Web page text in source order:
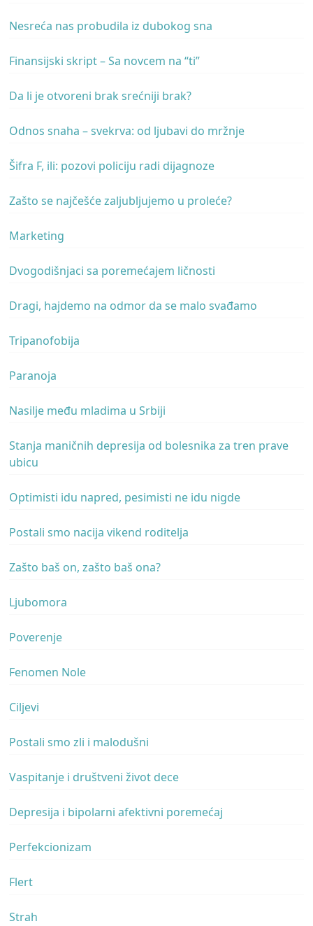
Nesreća nas probudila iz dubokog sna
Finansijski skript – Sa novcem na “ti”
Da li je otvoreni brak srećniji brak?
Odnos snaha – svekrva: od ljubavi do mržnje
Šifra F, ili: pozovi policiju radi dijagnoze
Zašto se najčešće zaljubljujemo u proleće?
Marketing
Dvogodišnjaci sa poremećajem ličnosti
Dragi, hajdemo na odmor da se malo svađamo
Tripanofobija
Paranoja
Nasilje među mladima u Srbiji
Stanja maničnih depresija od bolesnika za tren prave
ubicu
Optimisti idu napred, pesimisti ne idu nigde
Postali smo nacija vikend roditelja
Zašto baš on, zašto baš ona?
Ljubomora
Poverenje
Fenomen Nole
Ciljevi
Postali smo zli i malodušni
Vaspitanje i društveni život dece
Depresija i bipolarni afektivni poremećaj
Perfekcionizam
Flert
Strah